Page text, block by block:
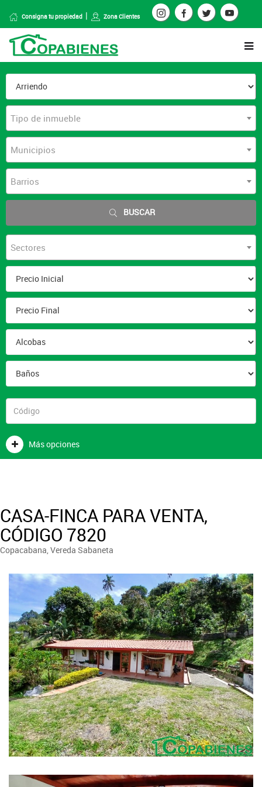
Consigna tu propiedad Zona Clientes
Tipo de inmueble
Municipios
Barrios
BUSCAR
Sectores
Más opciones
CASA-FINCA PARA VENTA,
CÓDIGO 7820
Copacabana, Vereda Sabaneta